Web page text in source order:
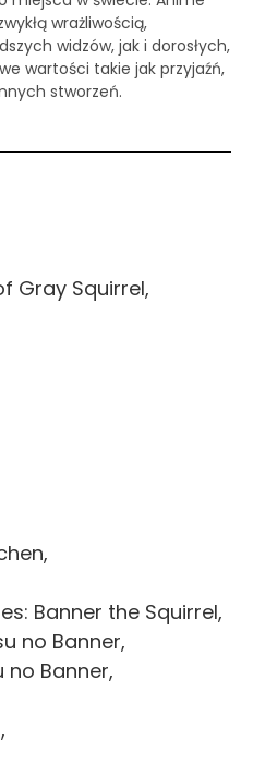
wrażliwością,
widzów, jak i dorosłych,
wartości takie jak przyjaźń,
stworzeń.
Gray Squirrel,
Banner the Squirrel,
no Banner,
no Banner,